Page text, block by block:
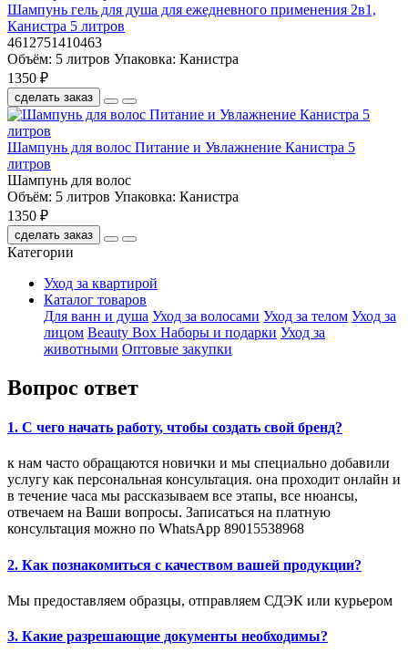
Шампунь гель для душа для ежедневного применения 2в1,
Канистра 5 литров
4612751410463
Объём: 5 литров Упаковка: Канистра
1350 ₽
сделать заказ
Шампунь для волос Питание и Увлажнение Канистра 5
литров
Шампунь для волос
Объём: 5 литров Упаковка: Канистра
1350 ₽
сделать заказ
Категории
Уход за квартирой
Каталог товаров
Для ванн и душа Уход за волосами Уход за телом Уход за
лицом Beauty Box Наборы и подарки Уход за
животными Оптовые закупки
Вопрос ответ
1. C чего начать работу, чтобы создать свой бренд?
к нам часто обращаются новички и мы специально добавили
услугу как персональная консультация. она проходит онлайн и
в течение часа мы рассказываем все этапы, все нюансы,
отвечаем на Ваши вопросы. Записаться на платную
консультация можно по WhatsApp 89015538968
2. Как познакомиться с качеством вашей продукции?
Мы предоставляем образцы, отправляем СДЭК или курьером
3. Какие разрешающие документы необходимы?